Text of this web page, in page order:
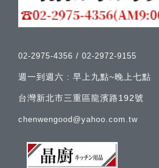
02-2975-4356 / 02-2972-9155
週一到週六 : 早上九點~晚上七點
台灣新北市三重區龍濱路192號
chenwengood@yahoo.com.tw